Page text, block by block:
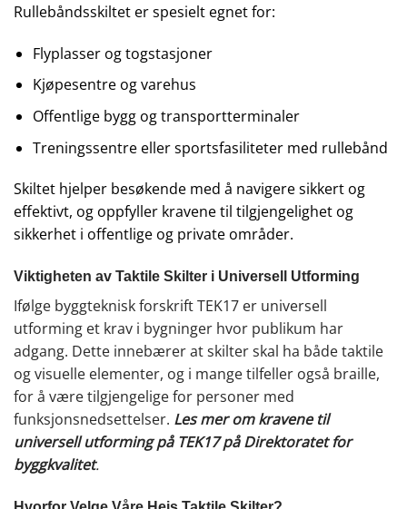
Rullebåndsskiltet er spesielt egnet for:
Flyplasser og togstasjoner
Kjøpesentre og varehus
Offentlige bygg og transportterminaler
Treningssentre eller sportsfasiliteter med rullebånd
Skiltet hjelper besøkende med å navigere sikkert og
effektivt, og oppfyller kravene til tilgjengelighet og
sikkerhet i offentlige og private områder.
Viktigheten av Taktile Skilter i Universell Utforming
Ifølge byggteknisk forskrift TEK17 er universell
utforming et krav i bygninger hvor publikum har
adgang. Dette innebærer at skilter skal ha både taktile
og visuelle elementer, og i mange tilfeller også braille,
for å være tilgjengelige for personer med
funksjonsnedsettelser. Les mer om kravene til
universell utforming på TEK17 på Direktoratet for
byggkvalitet.